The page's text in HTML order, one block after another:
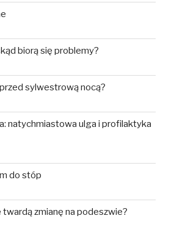
biorą się problemy?
sylwestrową nocą?
natychmiastowa ulga i profilaktyka
do stóp
twardą zmianę na podeszwie?